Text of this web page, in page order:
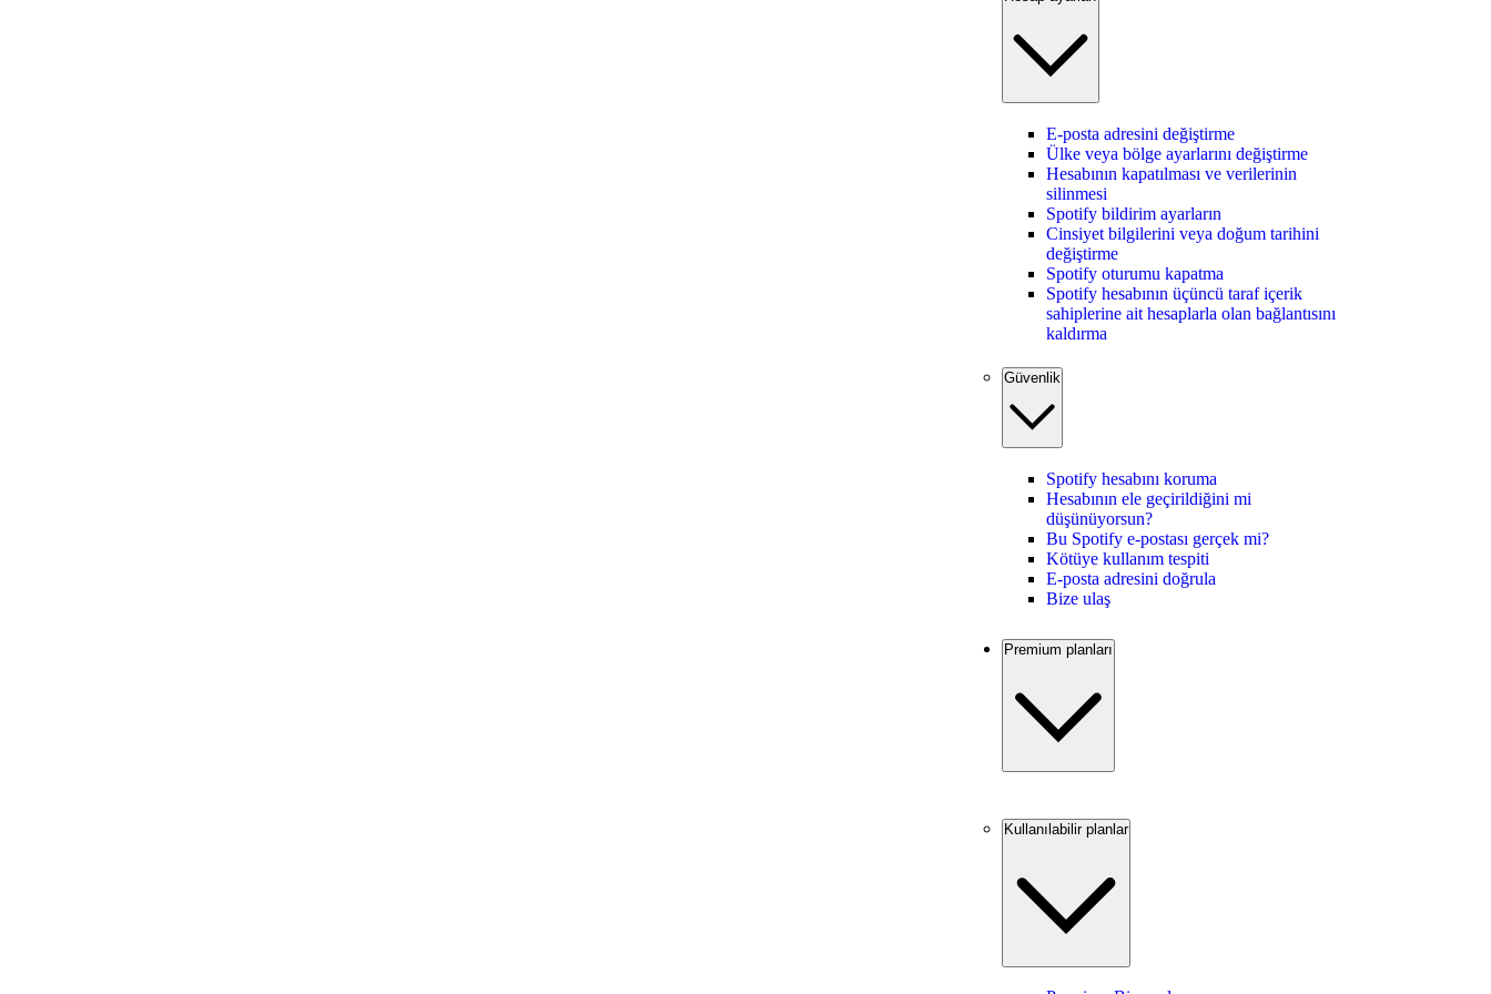
E-posta adresini değiştirme
Ülke veya bölge ayarlarını değiştirme
Hesabının kapatılması ve verilerinin
silinmesi
Spotify bildirim ayarların
Cinsiyet bilgilerini veya doğum tarihini
değiştirme
Spotify oturumu kapatma
Spotify hesabının üçüncü taraf içerik
sahiplerine ait hesaplarla olan bağlantısını
kaldırma
Güvenlik
Spotify hesabını koruma
Hesabının ele geçirildiğini mi
düşünüyorsun?
Bu Spotify e-postası gerçek mi?
Kötüye kullanım tespiti
E-posta adresini doğrula
Bize ulaş
Premium planları
Kullanılabilir planlar